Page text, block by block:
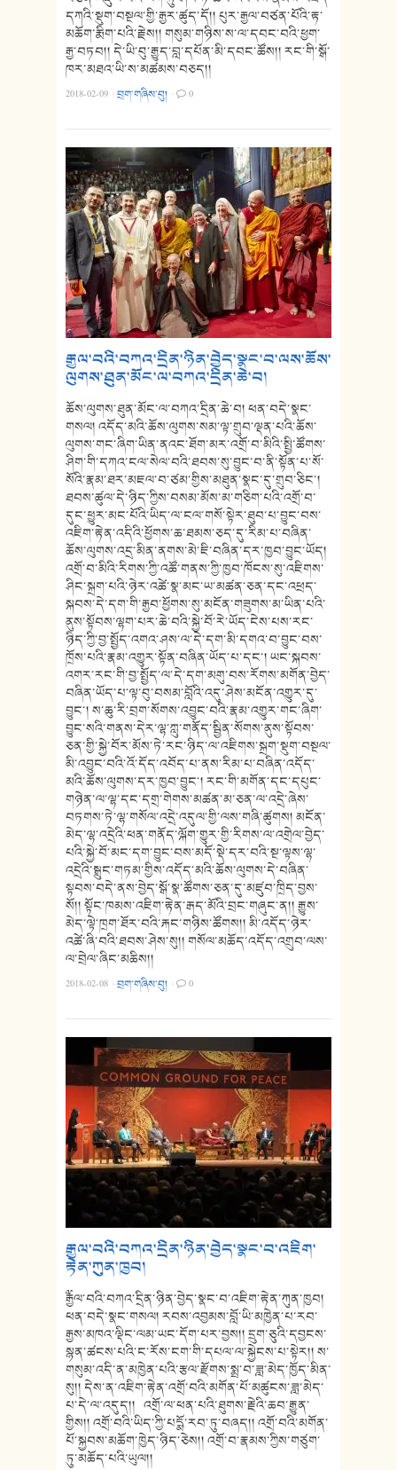
དཀའི་སྡུག་བསྔལ་གྱི་རྒྱར་ཚུད་དོ།། པུར་རྒྱལ་བཙན་པོའི་རྟ་
མཆོག་རྨིག་པའི་རྗེས།། གསུམ་གཉིས་ས་ལ་དབང་བའི་ཕྱག་
རྒྱ་བཏབ།། དེ་ཡི་བུ་རྒྱུད་བླ་དཔོན་མི་དབང་ཚོས།། རང་གི་སྒོ་
ཁར་མཐའ་ཡི་ས་མཚམས་བཅད།།
2018-02-09 ·བྲག་གཞིས་བུ། · 0
༸རྒྱལ་བའི་བཀའ་དྲིན་ཉིན་བྱེད་སྣང་བ་ལས་ཆོས་
ལུགས་ཐུན་མོང་ལ་བཀའ་དྲིན་ཆེ་བ།
ཆོས་ལུགས་ཐུན་མོང་ལ་བཀའ་དྲིན་ཆེ་བ། ཕན་བདེ་སྣང་
གསལ། འདོད་མའི་ཆོས་ལུགས་སམ་ལྟ་གྲུབ་ལྡན་པའི་ཆོས་
ལུགས་གང་ཞིག་ཡིན་ནའང་ཐོག་མར་འགྲོ་བ་མིའི་སྤྱི་ཚོགས་
ཤིག་གི་དཀའ་ངལ་སེལ་བའི་ཐབས་སུ་བྱུང་བ་ནི་སྟོན་པ་སོ་
སོའི་རྣམ་ཐར་མཇལ་བ་ཙམ་གྱིས་མཐུན་སྣང་དུ་གྲུབ་ཅིང་།
ཐབས་ཚུལ་དེ་ཉིད་ཀྱིས་བསམ་མོས་མ་གཅིག་པའི་འགྲོ་བ་
དུང་ཕྱུར་མང་པོའི་ཡིད་ལ་ངལ་གསོ་སྟེར་ཐུབ་པ་བྱུང་བས་
འཇིག་རྟེན་འདིའི་ཕྱོགས་ཆ་ཐམས་ཅད་དུ་རིམ་པ་བཞིན་
ཆོས་ལུགས་འདྲ་མིན་ནགས་མེ་ཇི་བཞིན་དར་ཁྱབ་བྱུང་ཡོད།
འགྲོ་བ་མིའི་རིགས་ཀྱི་འཚོ་གནས་ཀྱི་ཁྱབ་ཁོངས་སུ་འཇིགས་
ཤིང་སྐྲག་པའི་ཉེར་འཚེ་སྣ་མང་ཡ་མཚན་ཅན་དང་འཕྲད་
སྐབས་དེ་དག་གི་རྒྱབ་ཕྱོགས་སུ་མངོན་གཟུགས་མ་ཡིན་པའི་
ནུས་སྟོབས་ལྷག་པར་ཆེ་བའི་སྐྱེ་བོ་རེ་ཡོད་ངེས་པས་རང་
ཉིད་ཀྱི་བྱ་སྤྱོད་འགའ་ཤས་ལ་དེ་དག་མི་དགའ་བ་བྱུང་བས་
ཁྲོས་པའི་རྣམ་འགྱུར་སྟོན་བཞིན་ཡོད་པ་དང་། ཡང་སྐབས་
འགར་རང་གི་བྱ་སྤྱོད་ལ་དེ་དག་མགུ་བས་རོགས་མགོན་བྱེད་
བཞིན་ཡོད་པ་ལྟ་བུ་བསམ་བློའི་འདུ་ཤེས་མངོན་འགྱུར་དུ་
བྱུང་། ས་ཆུ་རི་བྲག་སོགས་འབྱུང་བའི་རྣམ་འགྱུར་གང་ཞིག་
བྱུང་སའི་གནས་དེར་ལྷ་ཀླུ་གནོད་སྦྱིན་སོགས་ནུས་སྟོབས་
ཅན་གྱི་སྐྱེ་བོར་མོས་ཏེ་རང་ཉིད་ལ་འཇིགས་སྐྲག་སྡུག་བསྔལ་
མི་འབྱུང་བའི་འོ་དོད་འབོད་པ་ནས་རིམ་པ་བཞིན་འདོད་
མའི་ཆོས་ལུགས་དར་ཁྱབ་བྱུང་། རང་གི་མགོན་དང་དཔུང་
གཉེན་ལ་ལྷ་དང་དགྲ་གེགས་མཚན་མ་ཅན་ལ་འདྲེ་ཞེས་
བཏགས་ཏེ་ལྷ་གསོལ་འདྲེ་འདུལ་གྱི་ལས་གཞི་ཚུགས། མངོན་
མེད་ལྷ་འདྲེའི་ཕན་གནོད་ལྐོག་གྱུར་གྱི་རིགས་ལ་འགྲེལ་བྱེད་
པའི་སྐྱེ་བོ་མང་དག་བྱུང་བས་མདོ་སྡེ་དར་བའི་སྔ་ལྟས་ལྷ་
འདྲེའི་སྒྲུང་གཏམ་གྱིས་འདོད་མའི་ཆོས་ལུགས་དེ་བཞིན་
སྟབས་བདེ་ནས་བྱེད་སྒོ་སྣ་ཚོགས་ཅན་དུ་མཛུབ་ཁྲིད་བྱས་
སོ།། སྟོང་ཁམས་འཇིག་རྟེན་རྒད་མོའི་བྲང་གཞུང་ན།། རྒྱུས་
མེད་ལྟེ་ཁྲག་ཐོར་བའི་རྐང་གཉིས་ཚོགས།། མི་འདོད་ཉེར་
འཚེ་ཞི་བའི་ཐབས་ཤེས་སུ།། གསོལ་མཆོད་འདོད་འགྲུབ་ལས་
ལ་བྲེལ་ཞིང་མཆིས།།
2018-02-08 ·བྲག་གཞིས་བུ། · 0
༸རྒྱལ་བའི་བཀའ་དྲིན་ཉིན་བྱེད་སྣང་བ་འཇིག་
རྟེན་ཀུན་ཁྱབ།
༸རྒྱལ་བའི་བཀའ་དྲིན་ཉིན་བྱེད་སྣང་བ་འཇིག་རྟེན་ཀུན་ཁྱབ།
ཕན་བདེ་སྣང་གསལ། རབས་འབྱམས་བློ་ཡི་མཁྱེན་པ་རབ་
རྒྱས་མཁའ་ལྡིང་ལམ་ཡང་དོག་པར་བྱས།། དྲུག་ཅུའི་དབྱངས་
སྙན་ཚངས་པའི་ང་རོས་ངག་གི་དཔལ་ལ་སྐྱེངས་པ་སྟེར།། ས་
གསུམ་འདི་ན་མཁྱེན་པའི་རྩལ་རྫོགས་སྨྲ་བ་ཟླ་མེད་ཁྱོད་མིན་
སུ།། དེས་ན་འཇིག་རྟེན་འགྲོ་བའི་མགོན་པོ་མཚུངས་ཟླ་མེད་
པ་དེ་ལ་འདུད།། འགྲོ་ལ་ཕན་པའི་ཐུགས་རྗེའི་ཆབ་རྒྱུན་
གྱིས།། འགྲོ་བའི་ཡིད་ཀྱི་པདྨོ་རབ་ཏུ་བཞད།། འགྲོ་བའི་མགོན་
པོ་སྐྱབས་མཆོག་ཁྱེད་ཉིད་ཅེས།། འགྲོ་བ་རྣམས་ཀྱིས་གཙུག་
ཏུ་མཆོད་པའི་ཡུལ།།